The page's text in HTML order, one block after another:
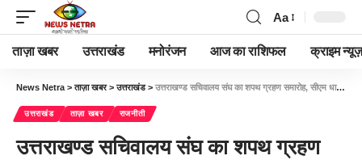
Aa
ताज़ा खबर उत्तराखंड मनोरंजन आज का राशिफल क्राइम न्यूज़
News Netra >ताज़ा खबर>उत्तराखंड> उत्तराखण्ड सचिवालय संघ का शपथ ग्रहण समारोह, सीएम धामी ने नवनिर्वाचित पदाधिकारियों को दी शुभकामनाएं-Newsnetra
उत्तराखंड ताज़ा खबर राजनीती
उत्तराखण्ड सचिवालय संघ का शपथ ग्रहण